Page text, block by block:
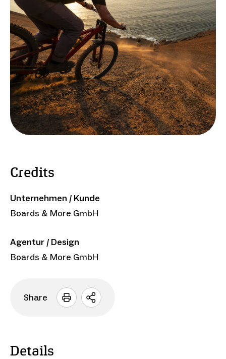
Credits
Unternehmen / Kunde
Boards & More GmbH
Agentur / Design
Boards & More GmbH
Share
Sharing
Details